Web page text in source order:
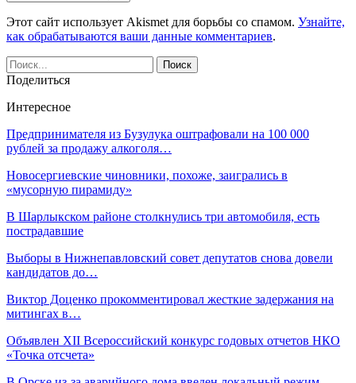
Этот сайт использует Akismet для борьбы со спамом. Узнайте,
как обрабатываются ваши данные комментариев.
Поделиться
Интересное
Предпринимателя из Бузулука оштрафовали на 100 000
рублей за продажу алкоголя…
Новосергиевские чиновники, похоже, заигрались в
«мусорную пирамиду»
В Шарлыкском районе столкнулись три автомобиля, есть
пострадавшие
Выборы в Нижнепавловский совет депутатов снова довели
кандидатов до…
Виктор Доценко прокомментировал жесткие задержания на
митингах в…
Объявлен XII Всероссийский конкурс годовых отчетов НКО
«Точка отсчета»